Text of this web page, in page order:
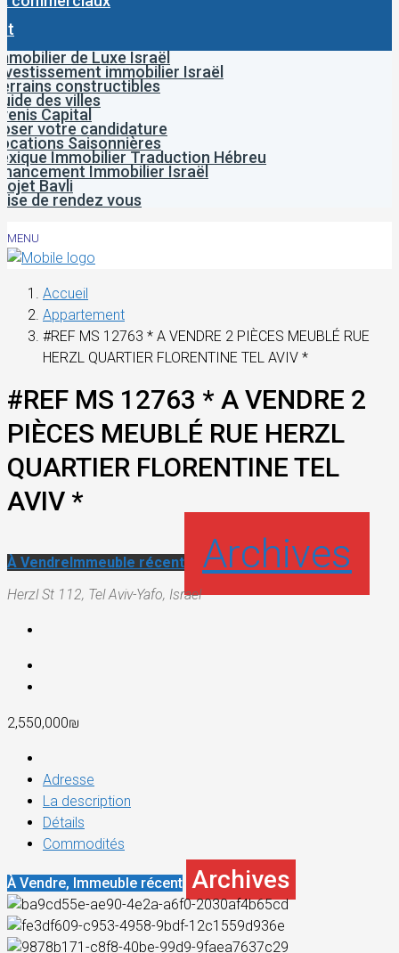
de Luxe Israël
immobilier Israël
constructibles
des villes
Capital
votre candidature
Saisonnières
Immobilier Traduction Hébreu
Immobilier Israël
Bavli
de rendez vous
MENU
Accueil
Appartement
#REF MS 12763 * A VENDRE 2 PIÈCES MEUBLÉ RUE
HERZL QUARTIER FLORENTINE TEL AVIV *
#REF MS 12763 * A VENDRE 2
PIÈCES MEUBLÉ RUE HERZL
QUARTIER FLORENTINE TEL
AVIV *
À VendreImmeuble récent Archives
Herzl St 112, Tel Aviv-Yafo, Israel
2,550,000₪
Adresse
La description
Détails
Commodités
À Vendre, Immeuble récent Archives